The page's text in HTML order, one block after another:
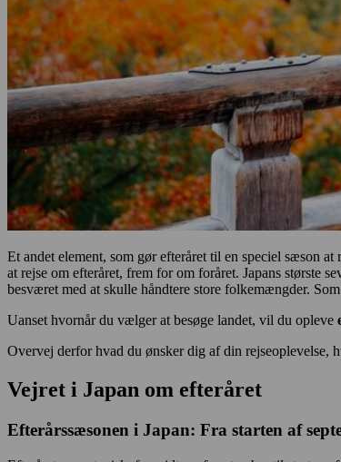
Et andet element, som gør efteråret til en speciel sæson
at rejse om efteråret, frem for om foråret. Japans største
besværet med at skulle håndtere store folkemængder.
Uanset hvornår du vælger at besøge landet, vil du opleve
Overvej derfor hvad du ønsker dig af din
Vejret i Japan om efteråret
Efterårssæsonen i Japan: Fra starten af